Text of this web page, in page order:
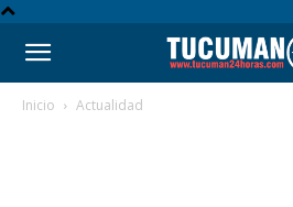
Inicio Actualidad